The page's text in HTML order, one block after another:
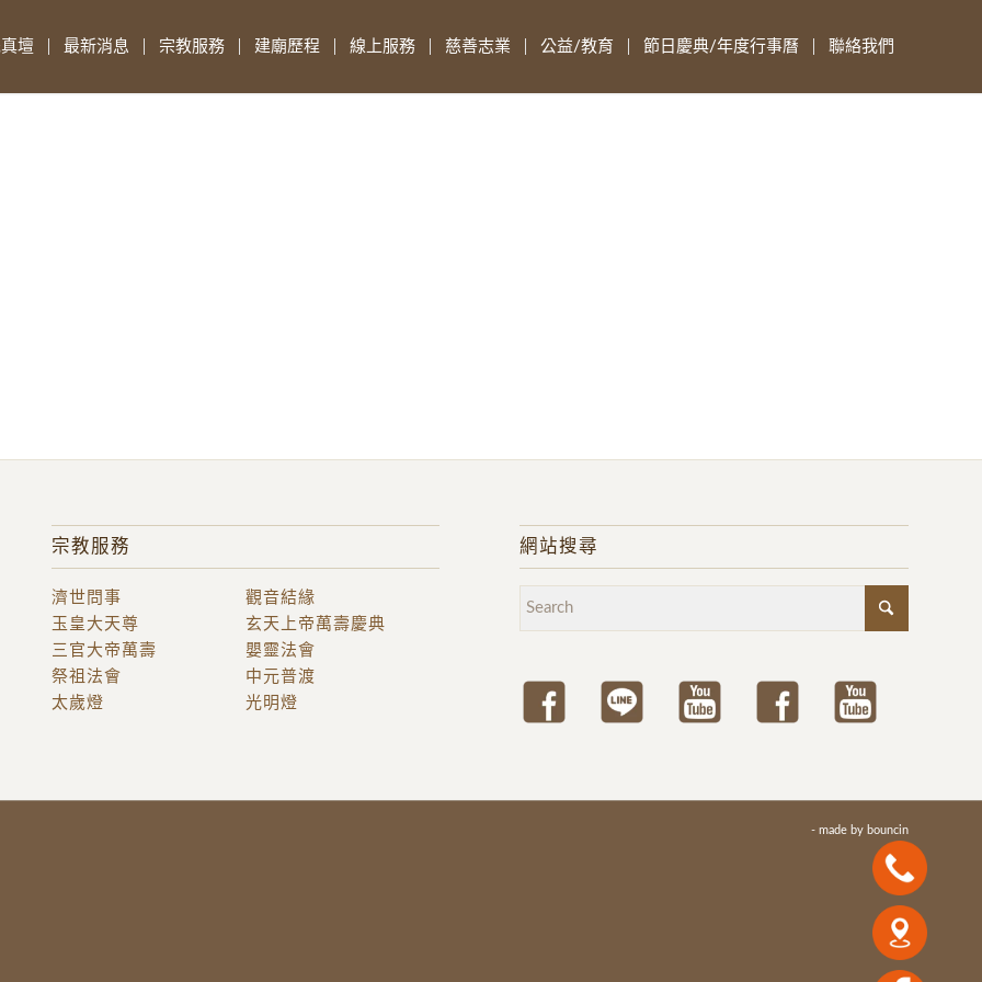
壇 最新消息 宗教服務 建廟歷程 線上服務 慈善志業 公益/教育 節日慶典/年度行事曆 聯絡我們
宗教服務
濟世問事
觀音結緣
玉皇大天尊
三官大帝萬壽
玄天上帝萬壽慶典
嬰靈法會
祭祖法會
中元普渡
太歲燈
光明燈
網站搜尋
- made by bouncin